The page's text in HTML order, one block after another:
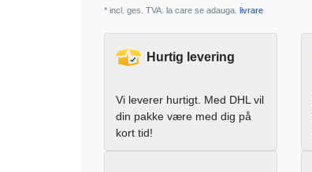
* incl. ges. TVA. la care se adauga. livrare
Hurtig levering
Vi leverer hurtigt. Med DHL vil
din pakke være med dig på
kort tid!